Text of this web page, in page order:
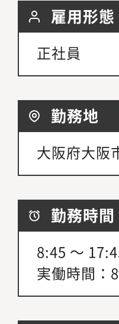
雇用形態
正社員
勤務地
大阪府大阪
勤務時間
8:45 ～
実働時間：